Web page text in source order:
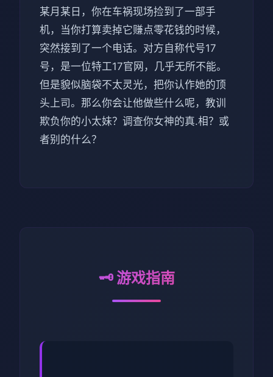
某月某日，你在车祸现场捡到了一部手
机，当你打算卖掉它赚点零花钱的时候，
突然接到了一个电话。对方自称代号17
号，是一位特工17官网，几乎无所不能。
但是貌似脑袋不太灵光，把你认作她的顶
头上司。那么你会让他做些什么呢，教训
欺负你的小太妹？调查你女神的真.相？或
者别的什么？
🗝️ 游戏指南